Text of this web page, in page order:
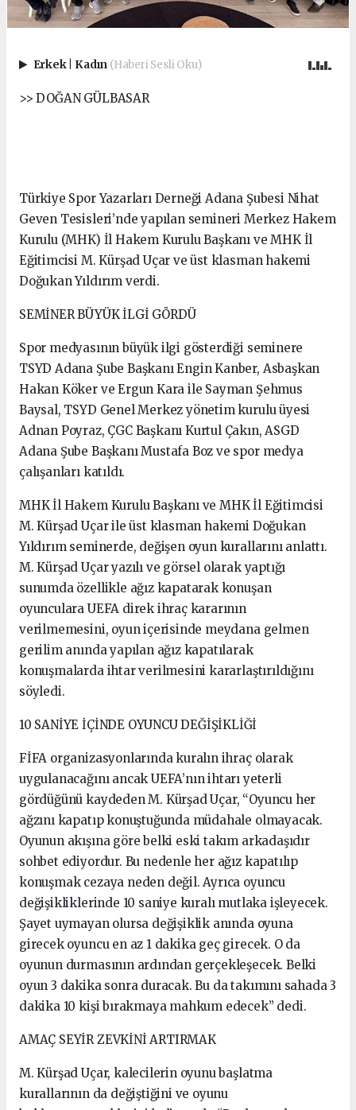
Erkek Kadın (Haberi Sesli Oku)
>> DOĞAN GÜLBASAR
Türkiye Spor Yazarları Derneği Adana Şubesi Nihat
Geven Tesisleri’nde yapılan semineri Merkez Hakem
Kurulu (MHK) İl Hakem Kurulu Başkanı ve MHK İl
Eğitimcisi M. Kürşad Uçar ve üst klasman hakemi
Doğukan Yıldırım verdi.
SEMİNER BÜYÜK İLGİ GÖRDÜ
Spor medyasının büyük ilgi gösterdiği seminere
TSYD Adana Şube Başkanı Engin Kanber, Asbaşkan
Hakan Köker ve Ergun Kara ile Sayman Şehmus
Baysal, TSYD Genel Merkez yönetim kurulu üyesi
Adnan Poyraz, ÇGC Başkanı Kurtul Çakın, ASGD
Adana Şube Başkanı Mustafa Boz ve spor medya
çalışanları katıldı.
MHK İl Hakem Kurulu Başkanı ve MHK İl Eğitimcisi
M. Kürşad Uçar ile üst klasman hakemi Doğukan
Yıldırım seminerde, değişen oyun kurallarını anlattı.
M. Kürşad Uçar yazılı ve görsel olarak yaptığı
sunumda özellikle ağız kapatarak konuşan
oyunculara UEFA direk ihraç kararının
verilmemesini, oyun içerisinde meydana gelmen
gerilim anında yapılan ağız kapatılarak
konuşmalarda ihtar verilmesini kararlaştırıldığını
söyledi.
10 SANİYE İÇİNDE OYUNCU DEĞİŞİKLİĞİ
FİFA organizasyonlarında kuralın ihraç olarak
uygulanacağını ancak UEFA’nın ihtarı yeterli
gördüğünü kaydeden M. Kürşad Uçar, “Oyuncu her
ağzını kapatıp konuştuğunda müdahale olmayacak.
Oyunun akışına göre belki eski takım arkadaşıdır
sohbet ediyordur. Bu nedenle her ağız kapatılıp
konuşmak cezaya neden değil. Ayrıca oyuncu
değişikliklerinde 10 saniye kuralı mutlaka işleyecek.
Şayet uymayan olursa değişiklik anında oyuna
girecek oyuncu en az 1 dakika geç girecek. O da
oyunun durmasının ardından gerçekleşecek. Belki
oyun 3 dakika sonra duracak. Bu da takımını sahada 3
dakika 10 kişi bırakmaya mahkum edecek” dedi.
AMAÇ SEYİR ZEVKİNİ ARTIRMAK
M. Kürşad Uçar, kalecilerin oyunu başlatma
kurallarının da değiştiğini ve oyunu